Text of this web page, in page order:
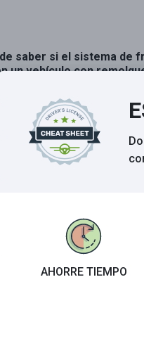
saber si el sistema de
un vehículo con
del remolque
parpadeará tres
y luego se apagarán
AHORRE TIEMPO